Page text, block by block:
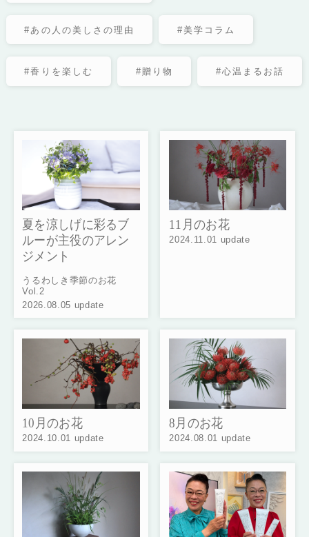
#あの人の美しさの理由 #美学コラム
#香りを楽しむ #贈り物 #心温まるお話
夏を涼しげに彩るブ
ルーが主役のアレン
ジメント
うるわしき季節のお花
Vol.2
2026.08.05 update
11月のお花
2024.11.01 update
10月のお花
2024.10.01 update
8月のお花
2024.08.01 update